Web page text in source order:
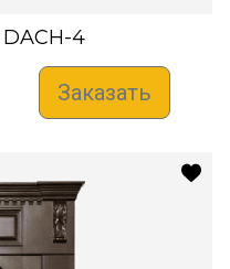
DACH-4
Заказать